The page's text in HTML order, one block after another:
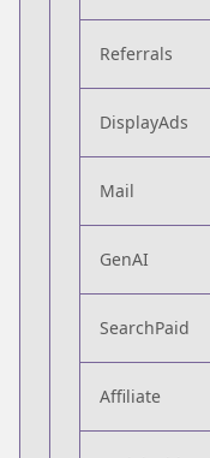
Referrals
DisplayAds
Mail
GenAI
SearchPaid
Affiliate